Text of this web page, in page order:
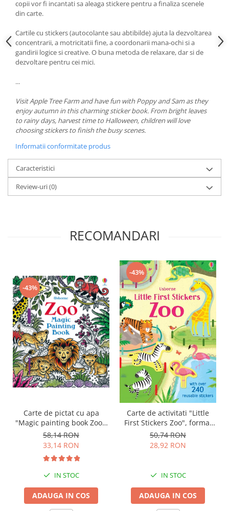
copii vor fi incantati sa aleaga stickere pentru a finaliza scenele
din carte.
Cartile cu stickers (autocolante sau abtibilde) ajuta la dezvoltarea
concentrarii, a motricitatii fine, a coordonarii mana-ochi si a
gandirii logice si creative. O buna metoda de relaxare, dar si de
dezvoltare pentru cei mici.
...
Visit Apple Tree Farm and have fun with Poppy and Sam as they
enjoy autumn in this charming sticker book. From bright leaves
to rainy days, harvest time to Halloween, children will love
choosing stickers to finish the busy scenes.
Informatii conformitate produs
Caracteristici
Review-uri(0)
RECOMANDARI
-43%
Carte de pictat cu apa
"Magic painting book Zoo",
Usborne
58,14 RON
33,14 RON
IN STOC
ADAUGA IN COS
-43%
Carte de activitati "Little
First Stickers Zoo", format
mic, 240 stickers, Usborne
50,74 RON
28,92 RON
IN STOC
ADAUGA IN COS